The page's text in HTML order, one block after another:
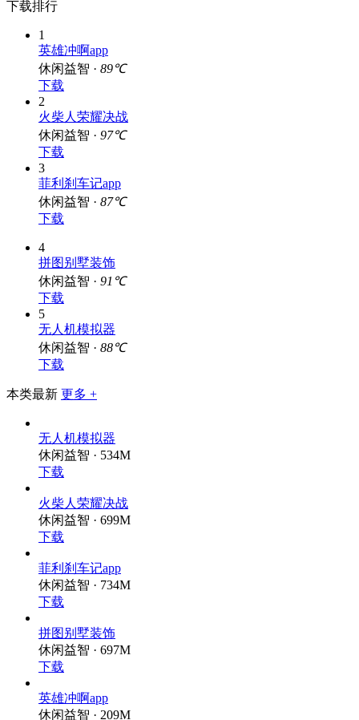
下载排行
1
英雄冲啊app
休闲益智 · 89℃
下载
2
火柴人荣耀决战
休闲益智 · 97℃
下载
3
菲利刹车记app
休闲益智 ·
87℃
下载
4
拼图别墅装饰
休闲益智 ·
下载
5
无人机模拟器
休闲益智 ·
无人机模拟器
休闲益智 · 534M
火柴人荣耀决战
休闲益智 · 699M
菲利刹车记app
休闲益智 · 734M
拼图别墅装饰
休闲益智 · 697M
下载